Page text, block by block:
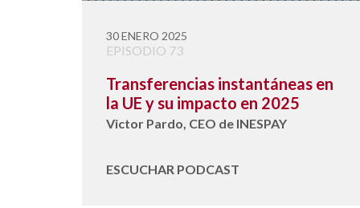
30 ENERO 2025
EPISODIO 73
Transferencias instantáneas en
la UE y su impacto en 2025
Victor Pardo, CEO de INESPAY
ESCUCHAR PODCAST